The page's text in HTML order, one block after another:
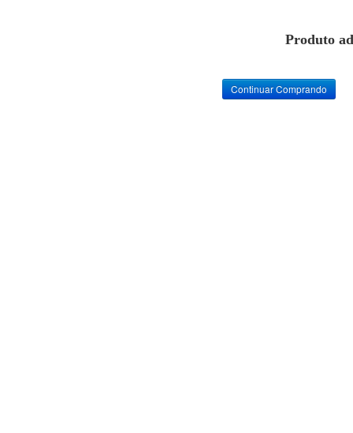
Produto
Continuar Comprando